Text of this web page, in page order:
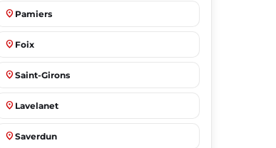
place Pamiers
place Foix
place Saint-Girons
place Lavelanet
place Saverdun